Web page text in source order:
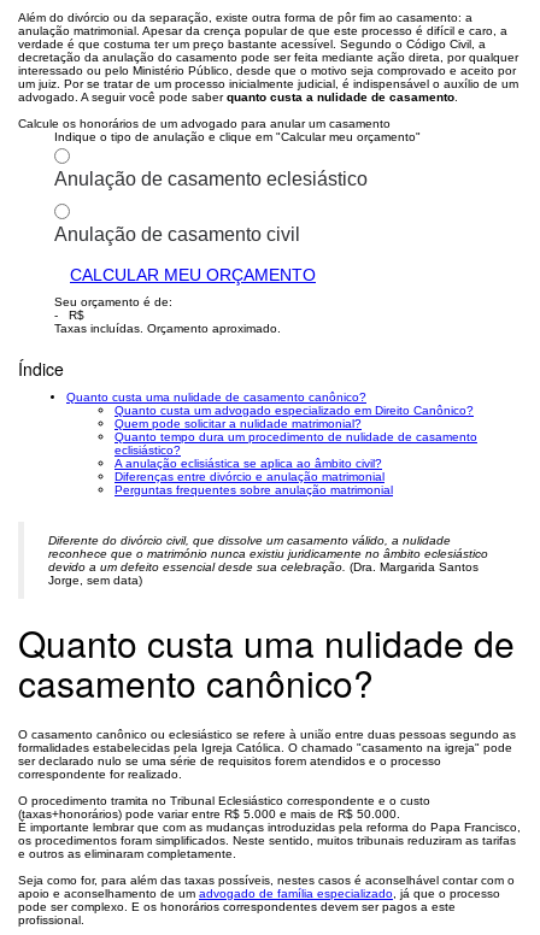
Além do divórcio ou da separação, existe outra forma de pôr fim ao casamento: a
anulação matrimonial. Apesar da crença popular de que este processo é difícil e caro, a
verdade é que costuma ter um preço bastante acessível. Segundo o Código Civil, a
decretação da anulação do casamento pode ser feita mediante ação direta, por qualquer
interessado ou pelo Ministério Público, desde que o motivo seja comprovado e aceito por
um juiz. Por se tratar de um processo inicialmente judicial, é indispensável o auxílio de um
advogado. A seguir você pode saberquanto custa a nulidade de casamento
Calcule os honorários de um advogado para anular um casamento
Indique o tipo de anulação e clique em "Calcular meu orçamento"
Anulação de casamento eclesiástico
Anulação de casamento civil
CALCULAR MEU ORÇAMENTO
Seu orçamento é de:
- R$
Taxas incluídas. Orçamento aproximado.
Índice
Quanto custa uma nulidade de casamento canônico?
Quanto custa um advogado especializado em Direito Canônico?
Quem pode solicitar a nulidade matrimonial?
Quanto tempo dura um procedimento de nulidade de casamento
eclisiástico?
A anulação eclisiástica se aplica ao âmbito civil?
Diferenças entre divórcio e anulação matrimonial
Perguntas frequentes sobre anulação matrimonial
Diferente do divórcio civil, que dissolve um casamento válido, a nulidade
reconhece que o matrimónio nunca existiu juridicamente no âmbito eclesiástico
devido a um defeito essencial desde sua celebração. (Dra. Margarida Santos
Jorge, sem data)
Quanto custa uma nulidade de
casamento canônico?
O casamento canônico ou eclesiástico se refere à união entre duas pessoas segundo as
formalidades estabelecidas pela Igreja Católica. O chamado "casamento na igreja" pode
ser declarado nulo se uma série de requisitos forem atendidos e o processo
correspondente for realizado.
O procedimento tramita no Tribunal Eclesiástico correspondente e o custo
(taxas+honorários) pode variar entre R$ 5.000 e mais de R$ 50.000.
É importante lembrar que com as mudanças introduzidas pela reforma do Papa Francisco,
os procedimentos foram simplificados. Neste sentido, muitos tribunais reduziram as tarifas
e outros as eliminaram completamente.
Seja como for, para além das taxas possíveis, nestes casos é aconselhável contar com o
apoio e aconselhamento de um advogado de família especializado , já que o processo
pode ser complexo. E os honorários correspondentes devem ser pagos a este
profissional.